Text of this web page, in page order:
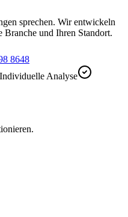
sprechen. Wir entwickeln
Branche und Ihren Standort.
8648
Individuelle Analyse